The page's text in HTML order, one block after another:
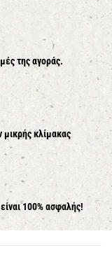
της αγοράς.
κλίμακας
100% ασφαλής!